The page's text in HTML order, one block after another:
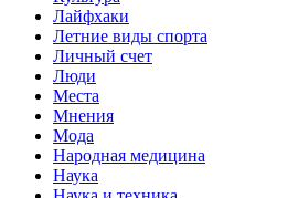
Лайфхаки
Летние виды спорта
Личный счет
Люди
Места
Мнения
Мода
Народная медицина
Наука